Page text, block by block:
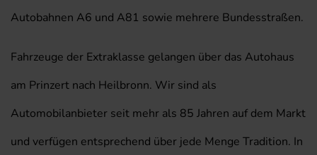
Autobahnen A6 und A81 sowie mehrere Bundesstraßen.
Fahrzeuge der Extraklasse gelangen über das Autohaus
am Prinzert nach Heilbronn. Wir sind als
Automobilanbieter seit mehr als 85 Jahren auf dem Markt
und verfügen entsprechend über jede Menge Tradition. In